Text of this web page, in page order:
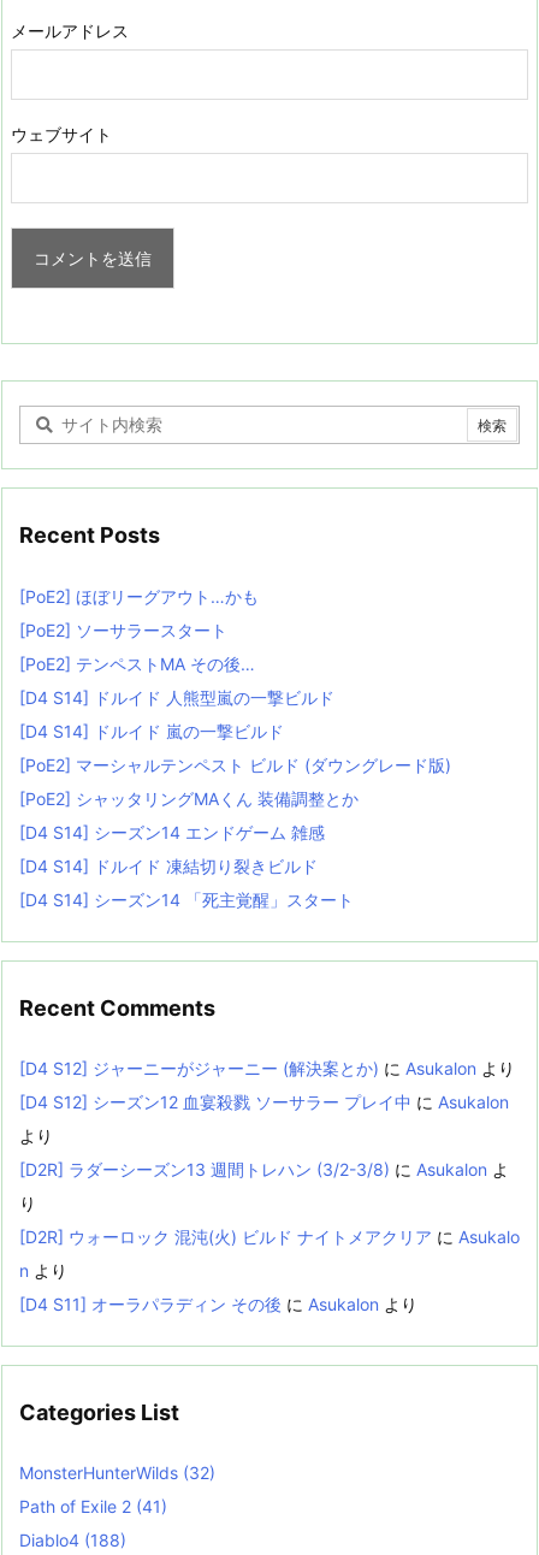
メールアドレス
ウェブサイト
Recent Posts
[PoE2] ほぼリーグアウト…かも
[PoE2] ソーサラースタート
[PoE2] テンペストMA その後…
[D4 S14] ドルイド 人熊型嵐の一撃ビルド
[D4 S14] ドルイド 嵐の一撃ビルド
[PoE2] マーシャルテンペスト ビルド (ダウングレード版)
[PoE2] シャッタリングMAくん 装備調整とか
[D4 S14] シーズン14 エンドゲーム 雑感
[D4 S14] ドルイド 凍結切り裂きビルド
[D4 S14] シーズン14 「死主覚醒」スタート
Recent Comments
[D4 S12] ジャーニーがジャーニー (解決案とか) に Asukalon より
[D4 S12] シーズン12 血宴殺戮 ソーサラー プレイ中 に Asukalon
より
[D2R] ラダーシーズン13 週間トレハン (3/2-3/8) に Asukalon よ
り
[D2R] ウォーロック 混沌(火) ビルド ナイトメアクリア に Asukalo
n より
[D4 S11] オーラパラディン その後 に Asukalon より
Categories List
MonsterHunterWilds (32)
Path of Exile 2 (41)
Diablo4 (188)